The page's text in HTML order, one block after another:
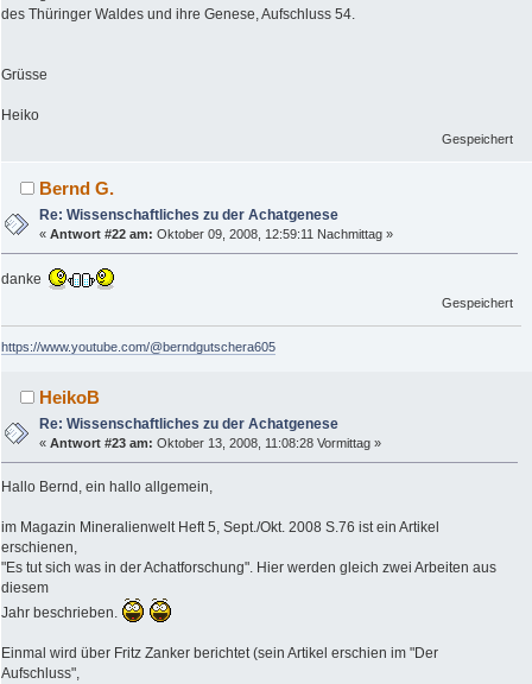
des Thüringer Waldes und ihre Genese, Aufschluss 54.
Grüsse
Heiko
Gespeichert
Bernd G.
Re: Wissenschaftliches zu der Achatgenese
«Antwort #22 am: Oktober 09, 2008, 12:59:11 Nachmittag »
danke
Gespeichert
https://www.youtube.com/@berndgutschera605
HeikoB
Re: Wissenschaftliches zu der Achatgenese
«Antwort #23 am: Oktober 13, 2008, 11:08:28 Vormittag »
Hallo Bernd, ein hallo allgemein,
im Magazin Mineralienwelt Heft 5, Sept./Okt. 2008 S.76 ist ein Artikel
erschienen,
"Es tut sich was in der Achatforschung". Hier werden gleich zwei Arbeiten aus
diesem
Jahr beschrieben.
Einmal wird über Fritz Zanker berichtet (sein Artikel erschien im "Der
Aufschluss",